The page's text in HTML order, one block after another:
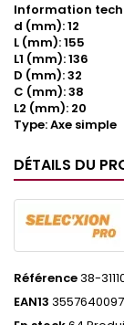
Information
d (mm): 12
L (mm): 155
L1 (mm): 136
D (mm): 32
C (mm): 38
L2 (mm): 20
Type: Axe simple
DÉTAILS DU
Référence38-
EAN13